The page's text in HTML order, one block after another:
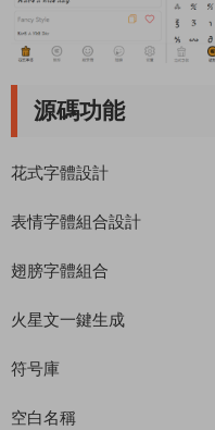
源碼功能
花式字體設計
表情字體組合設計
翅膀字體組合
火星文一鍵生成
符号庫
空白名稱